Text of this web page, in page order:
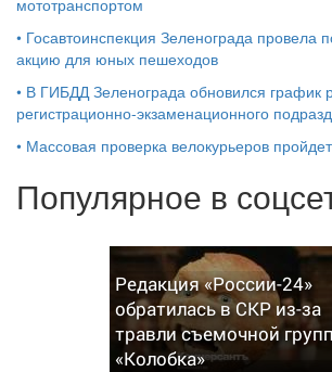
мототранспортом
• Госавтоинспекция Зеленограда провела
акцию для юных пешеходов
• В ГИБДД Зеленограда обновился график
регистрационно-экзаменационного
• Массовая проверка велокурьеров
Популярное в
Редакция «России-24»
обратилась в СКР из-за
травли съемочной
«Колобка»